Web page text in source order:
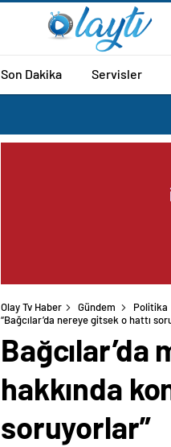
Son Dakika Servisler
Olay Tv Haber Gündem Politika
“Bağcılar’da nereye gitsek o hattı
hakkında
soruyorlar”